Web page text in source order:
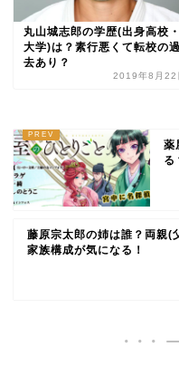
丸山城志郎の学歴(出身高校・
大学)は？素行悪くて転校の過
去あり？
2019年8月22
薬
る
藤原宗太郎の姉は誰？両親(
家族構成が気になる！